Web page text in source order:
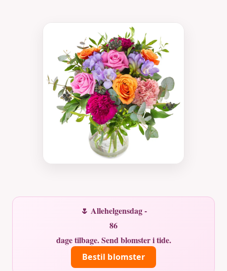
🌷 Allehelgensdag -
86
dage tilbage. Send blomster i tide.
Bestil blomster